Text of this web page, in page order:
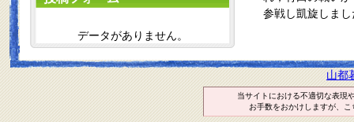
参戦し凱旋しまし
データがありません。
山都
当サイトにおける不適切な表現
お手数をおかけしますが、こ